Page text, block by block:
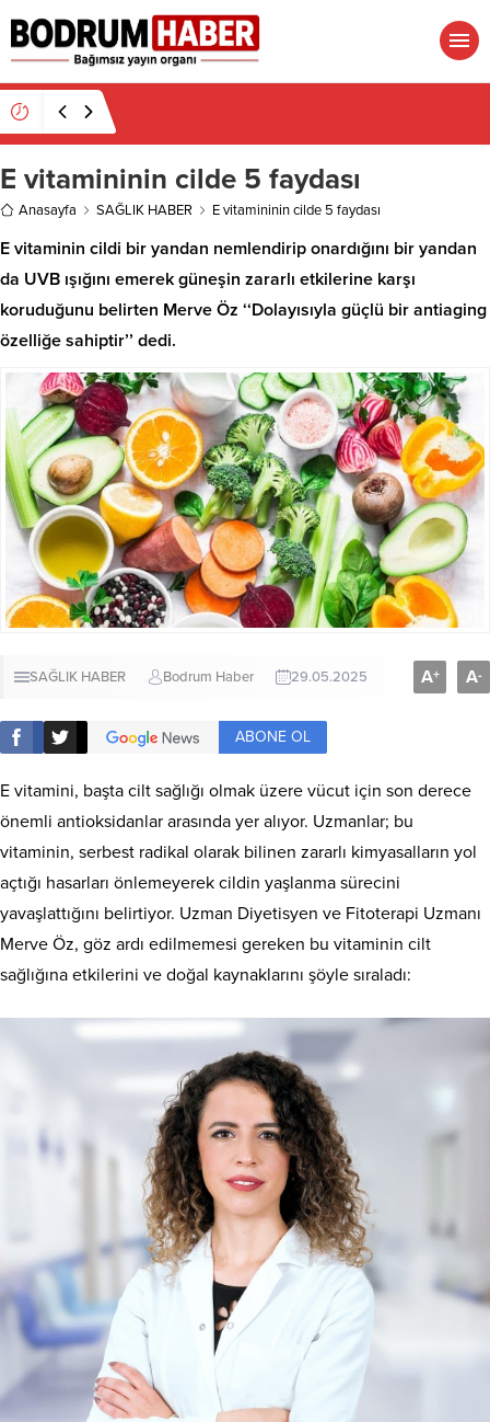
Navigasyon mu Bozuldu?
E vitamininin cilde 5 faydası
Anasayfa SAĞLIK HABER E vitamininin cilde 5 faydası
E vitaminin cildi bir yandan nemlendirip onardığını bir yandan
da UVB ışığını emerek güneşin zararlı etkilerine karşı
koruduğunu belirten Merve Öz ‘‘Dolayısıyla güçlü bir antiaging
özelliğe sahiptir’’ dedi.
SAĞLIK HABER Bodrum Haber 29.05.2025 A+ A-
ABONE OL
E vitamini, başta cilt sağlığı olmak üzere vücut için son derece
önemli antioksidanlar arasında yer alıyor. Uzmanlar; bu
vitaminin, serbest radikal olarak bilinen zararlı kimyasalların yol
açtığı hasarları önlemeyerek cildin yaşlanma sürecini
yavaşlattığını belirtiyor. Uzman Diyetisyen ve Fitoterapi Uzmanı
Merve Öz, göz ardı edilmemesi gereken bu vitaminin cilt
sağlığına etkilerini ve doğal kaynaklarını şöyle sıraladı: